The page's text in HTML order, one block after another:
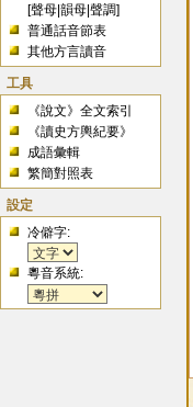
[聲母 |韻母 |聲調]
普通話音節表
其他方言讀音
工具
《說文》全文索引
《讀史方輿紀要》
成語彙輯
繁簡對照表
設定
冷僻字:
粵音系統: